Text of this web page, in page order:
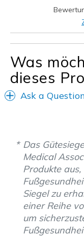
Freizeitkleidung
Zum Ausgehen
Größe
Was
dieses
Ask a
Das
Medical
Produkte
Siegel zu
einer Reihe
um